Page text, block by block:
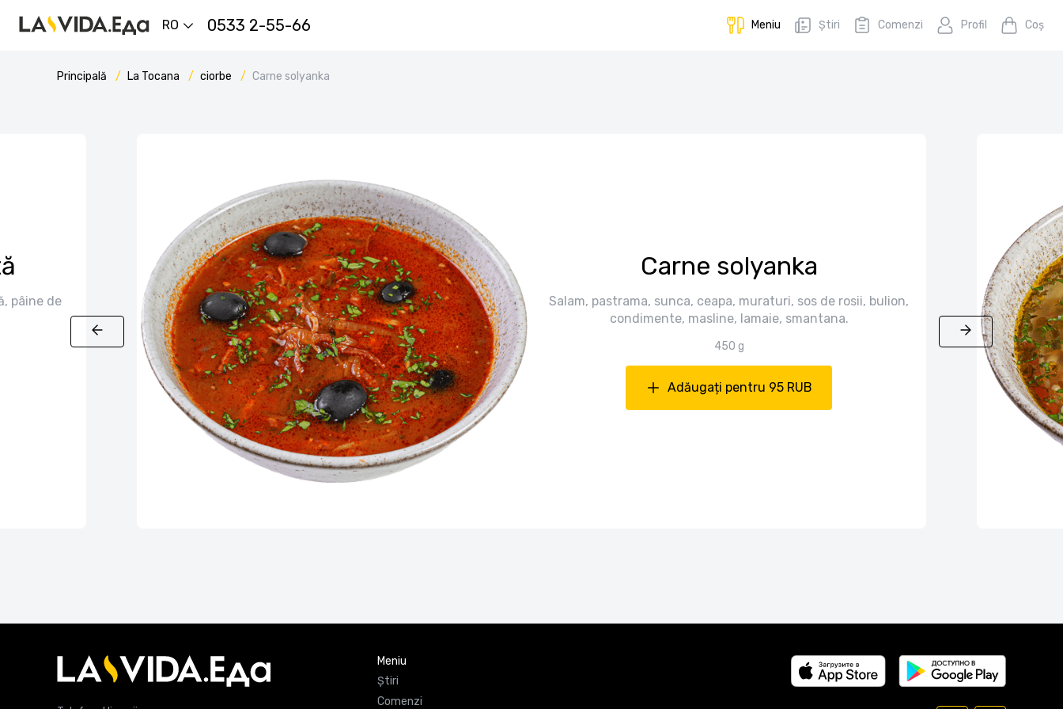
RO 0533 2-55-66 Meniu Știri Comenzi Profil Coş
Principală La Tocana ciorbe Carne solyanka
pâine de
Carne solyanka
Salam, pastrama, sunca, ceapa, muraturi, sos de rosii, bulion,
condimente, masline, lamaie, smantana.
450 g
Adăugați pentru 95 RUB
Meniu
Știri
Comenzi